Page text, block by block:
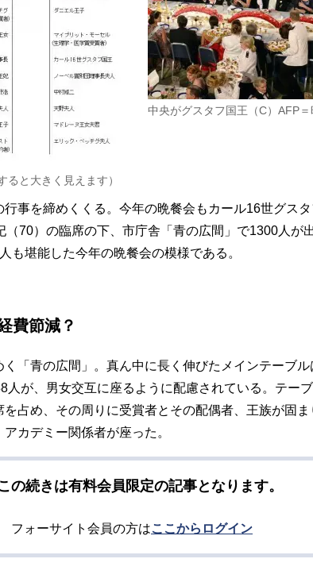
中央がグスタフ国王（C）AFP＝
ると大きく見えます）
行事を締めくくる。今年の晩餐会もカール16世グス
（70）の臨席の下、市庁舎「青の広間」で1300人が
も堪能した今年の晩餐会の模様である。
費節減？
「青の広間」。真ん中に長く伸びたメインテーブル
人が、男女交互に座るように配慮されている。テー
を占め、その周りに受賞者とその配偶者、王族が固
カデミー関係者が座った。
の続きは有料会員限定の記事となります。
フォーサイト会員の方はここからログイン